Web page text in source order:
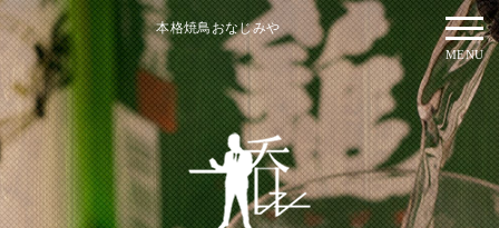
本格焼鳥おなじみや
MENU